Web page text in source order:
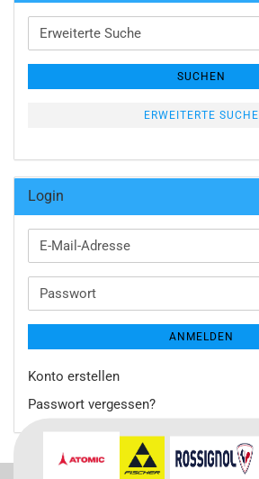
Erweiterte
Suche
SUCHEN
ERWEITERTE SUCHE
Login
E-
Mail-
Passwort
ANMELDEN
Konto erstellen
Passwort vergessen?